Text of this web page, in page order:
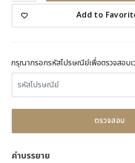
Add to
กรุณากรอกรหัสไปรษณีย์เพื่อตรวจสอบเ
ตรวจสอบ
คำบรรยาย